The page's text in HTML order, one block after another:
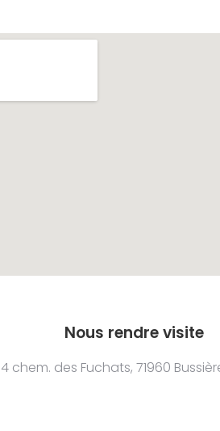
Nous rendre visite
chem. des Fuchats, 71960